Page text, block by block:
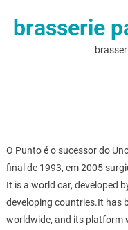
brasserie
O Punto é o sucessor do
final de 1993, em 2005
It is a world car, developed
developing countries.It has
worldwide, and its platform